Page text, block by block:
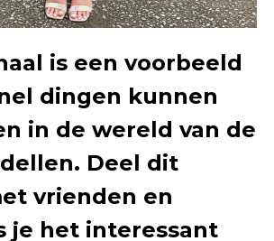
is een voorbeeld
dingen kunnen
in de wereld van de
Deel dit
vrienden en
je het interessant